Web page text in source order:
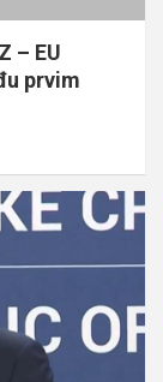
– EU
prvim